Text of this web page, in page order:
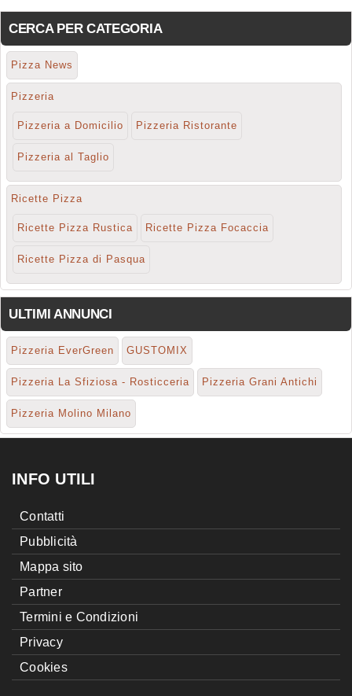
CERCA PER CATEGORIA
Pizza News
Pizzeria
Pizzeria a Domicilio Pizzeria Ristorante
Pizzeria al Taglio
Ricette Pizza
Ricette Pizza Rustica Ricette Pizza Focaccia
Ricette Pizza di Pasqua
ULTIMI ANNUNCI
Pizzeria EverGreen GUSTOMIX
Pizzeria La Sfiziosa - Rosticceria Pizzeria Grani Antichi
Pizzeria Molino Milano
INFO UTILI
Contatti
Pubblicità
Mappa sito
Partner
Termini e Condizioni
Privacy
Cookies